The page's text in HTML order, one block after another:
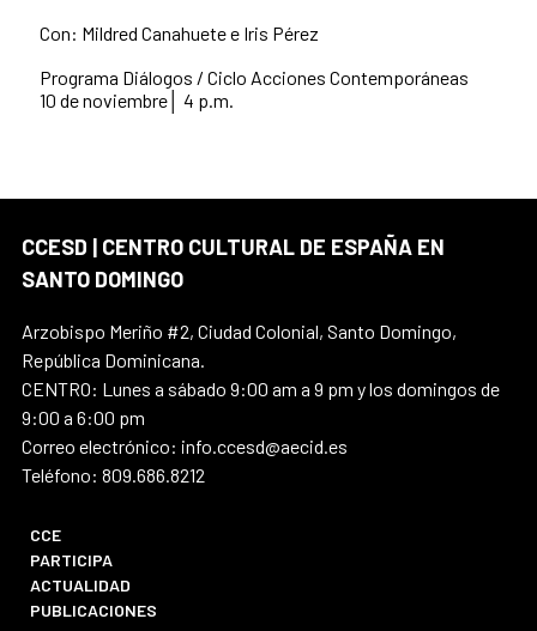
Con: Mildred Canahuete e Iris Pérez
Programa Diálogos / Ciclo Acciones Contemporáneas
10 de noviembre│ 4 p.m.
CCESD | CENTRO CULTURAL DE ESPAÑA EN
SANTO DOMINGO
Arzobispo Meriño #2, Ciudad Colonial, Santo Domingo,
República Dominicana.
CENTRO: Lunes a sábado 9:00 am a 9 pm y los domingos de
9:00 a 6:00 pm
Correo electrónico: info.ccesd@aecid.es
Teléfono: 809.686.8212
CCE
PARTICIPA
ACTUALIDAD
PUBLICACIONES